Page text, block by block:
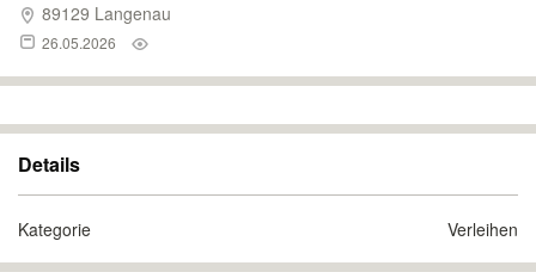
89129 Langenau
26.05.2026
Details
Kategorie Verleihen